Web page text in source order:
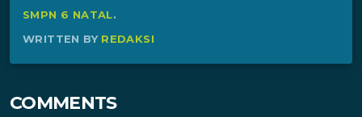
SMPN 6 NATAL.
WRITTEN BY REDAKSI
COMMENTS